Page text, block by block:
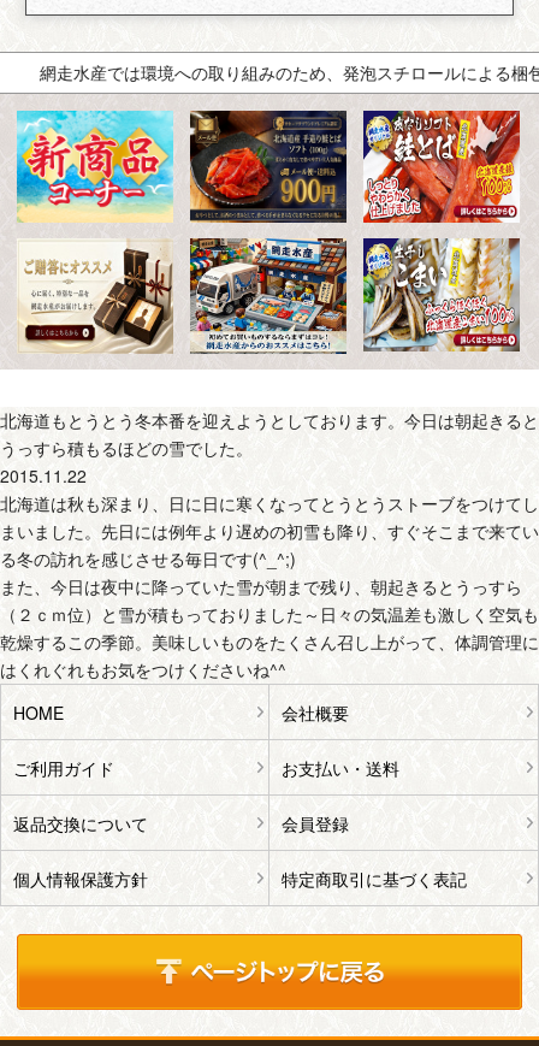
網走水産では環境への取り組みのため、発泡スチロールによる梱
北海道もとうとう冬本番を迎えようとしております。今日は朝起きると
うっすら積もるほどの雪でした。
2015.11.22
北海道は秋も深まり、日に日に寒くなってとうとうストーブをつけてし
まいました。先日には例年より遅めの初雪も降り、すぐそこまで来てい
る冬の訪れを感じさせる毎日です(^_^;)
また、今日は夜中に降っていた雪が朝まで残り、朝起きるとうっすら
（２ｃｍ位）と雪が積もっておりました～日々の気温差も激しく空気も
乾燥するこの季節。美味しいものをたくさん召し上がって、体調管理に
はくれぐれもお気をつけくださいね^^
HOME
会社概要
ご利用ガイド お支払い・送料
返品交換について 会員登録
個人情報保護方針 特定商取引に基づく表記